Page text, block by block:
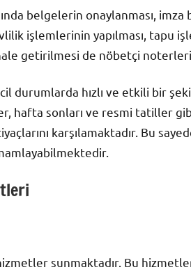
belgelerin onaylanması, imza
işlemlerinin yapılması, tapu
getirilmesi de nöbetçi
durumlarda hızlı ve etkili bir
hafta sonları ve resmi tatiller
karşılamaktadır. Bu
sunmaktadır. Bu